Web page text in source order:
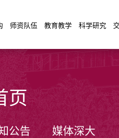
师资队伍 教育教学 科学研究
页
公告 媒体深大